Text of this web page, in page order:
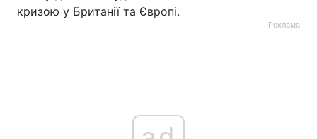
кризою у Британії та Європі.
Реклама